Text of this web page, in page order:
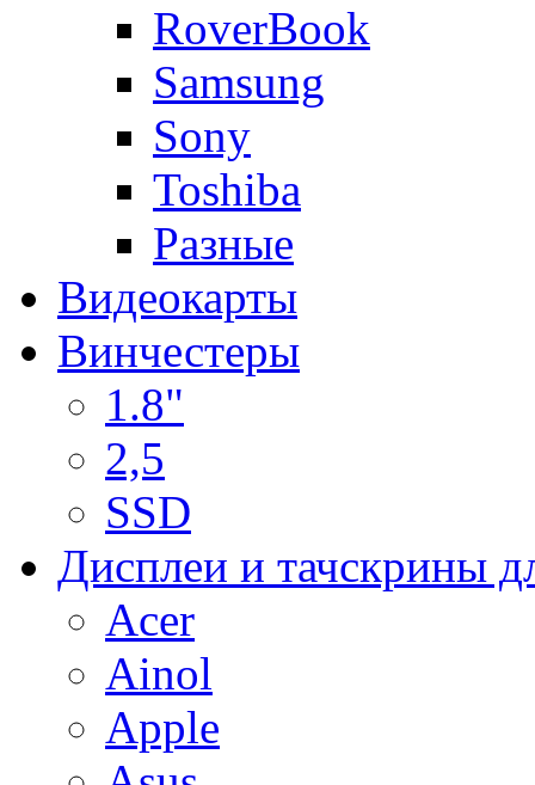
RoverBook
Samsung
Sony
Toshiba
Разные
Видеокарты
Винчестеры
1.8"
2,5
SSD
Дисплеи и тачскрины
Acer
Ainol
Apple